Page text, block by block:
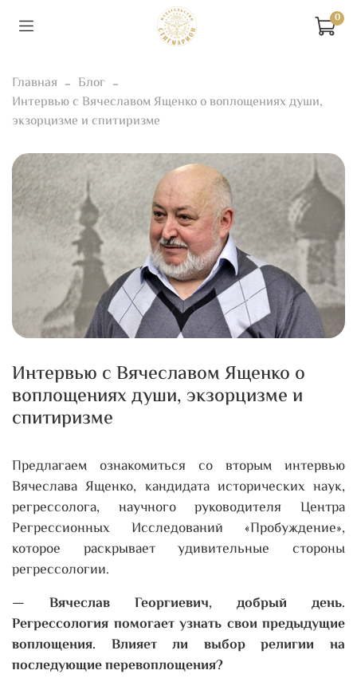
0
Главная
Блог
Интервью с Вячеславом Ященко о воплощениях души,
экзорцизме и спитиризме
Интервью с Вячеславом Ященко о
воплощениях души, экзорцизме и
спитиризме
Предлагаем ознакомиться со вторым интервью
Вячеслава Ященко, кандидата исторических наук,
регрессолога, научного руководителя Центра
Регрессионных Исследований «Пробуждение»,
которое раскрывает удивительные стороны
регрессологии.
— Вячеслав Георгиевич, добрый день.
Регрессология помогает узнать свои предыдущие
воплощения. Влияет ли выбор религии на
последующие перевоплощения?